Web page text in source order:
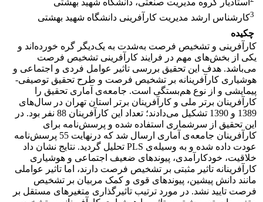
استادیار گروه مدیریت صنعتی، دانشگاه شهید بهشتی
3کارشناس ارشد مدیریت کارآفرینی دانشگاه شهید بهشتی
چکیده
کارآفرینی و تشخیص فرصت به‌شدت به یک‌دیگر گره خورده‌اند و
یکی از بخش‌های مهم در فرایند کارآفرینی تشخیص فرصت
می‌باشد. هدف این تحقیق بررسی تاثیر عوامل فردی و اجتماعی و
هوشیاری کارآفرینانه بر تشخیص فرصت و طرح تحقیق توصیفی-
پیمایشی و از نوع هم‌بستگی است. جامعه‌ی آماری تحقیق را
کارآفرینان برتر ملی و کارآفرینان برتر استان تهران در سال‌های
1389 و 1390 تشکیل می‌دادند؛ تعداد این کارآفرینان 88 نفر بود. در
این تحقیق از سرشماری استفاده شده و پرسش‌نامه برای
کارآفرینان جامعه‌ی آماری ارسال شد که درنهایت 55 پرسش‌نامه
عودت داده شده و به وسیله‌ی PLS تحلیل گردید. نتایج نشان داد
خلاقیت، خودکارآمدی، پیوندهای ضعیف اجتماعی و هوشیاری
کارآفرینانه تاثیر مثبتی بر تشخیص فرصت دارند، اما تاثیر عواملی
مانند دانش پیشین، پیوندهای قوی و کمک مربیان بر تشخیص
فرصت تایید نشد. در مورد ترتیب تاثیرگذاری متغیرهای مستقل بر